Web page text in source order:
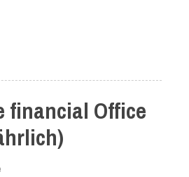
financial Office